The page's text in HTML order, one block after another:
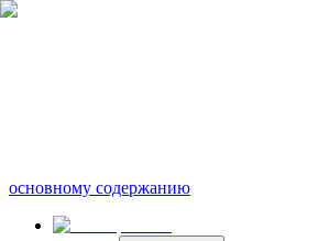
основному содержанию